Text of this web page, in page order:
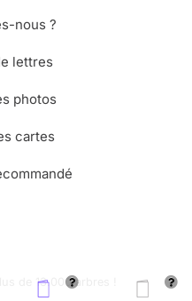
nous ?
lettres
photos
cartes
de 13.000 arbres !